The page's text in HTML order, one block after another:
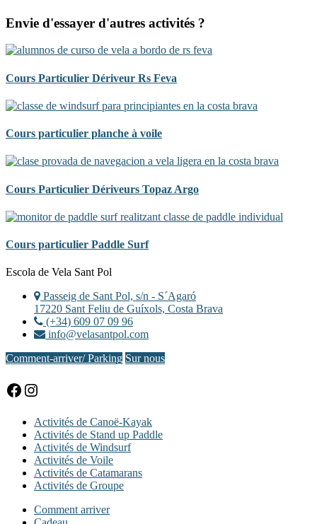
Envie d'essayer d'autres activités ?
Cours Particulier Dériveur Rs Feva
Cours particulier planche à voile
Cours Particulier Dériveurs Topaz Argo
Cours particulier Paddle Surf
Footer
Escola de Vela Sant Pol
Passeig de Sant Pol, s/n - S´Agaró
17220 Sant Feliu de Guíxols, Costa Brava
(+34) 609 07 09 96
info@velasantpol.com
Comment-arriver/ Parking Sur nous
Facebook
Instagram
Activités de Canoë-Kayak
Activités de Stand up Paddle
Activités de Windsurf
Activités de Voile
Activités de Catamarans
Activités de Groupe
Comment arriver